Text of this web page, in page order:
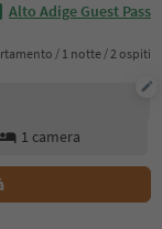
Alto Adige Guest Pass
/ 1 notte / 2 ospiti
1 camera